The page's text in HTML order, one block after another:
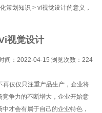
策划知识 > vi视觉设计的意义，
视觉设计
间：2022-04-15 浏览次数： 224
仅仅只注重产品生产，企业将
竞争力的不断增大，企业开始意
才会有属于自己的企业特色，